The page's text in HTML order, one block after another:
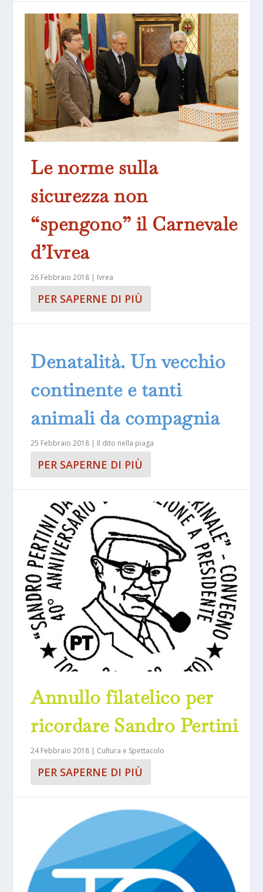
Le norme sulla
sicurezza non
“spengono” il Carnevale
d’Ivrea
26 Febbraio 2018 | Ivrea
PER SAPERNE DI PIÙ
Denatalità. Un vecchio
continente e tanti
animali da compagnia
25 Febbraio 2018 | Il dito nella piaga
PER SAPERNE DI PIÙ
Annullo filatelico per
ricordare Sandro Pertini
24 Febbraio 2018 | Cultura e Spettacolo
PER SAPERNE DI PIÙ